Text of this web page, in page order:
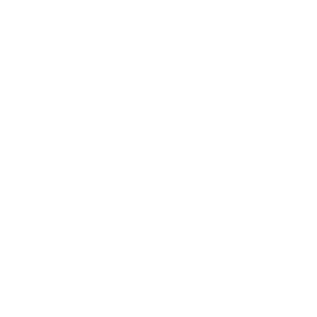
réputée pour la dentelle, la lentille verte AOP et le
de Saint-Jacques-de-Compostelle. Le climat, de type